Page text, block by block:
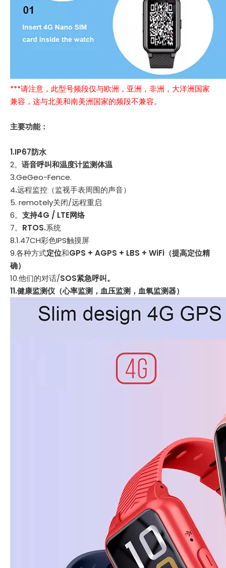
***请注意，此型号频段仅与欧洲，亚洲，非洲，大洋洲国家
兼容，这与北美和南美洲国家的频段不兼容。
主要功能：
1.IP67防水
2。 语音呼叫和温度计监测体温
3.GeGeo-Fence.
4.远程监控（监视手表周围的声音）
5. remotely关闭/远程重启
6。 支持4G / LTE网络
7。 RTOS.系统
8.1.47CH彩色IPS触摸屏
9.各种方式定位和GPS + AGPS + LBS + WiFi（提高定位精
确）
10.他们的对话/SOS紧急呼叫。
11.健康监测仪（心率监测，血压监测，血氧监测器）